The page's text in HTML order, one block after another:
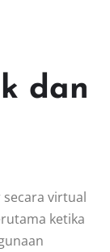
dan
virtual
ketika